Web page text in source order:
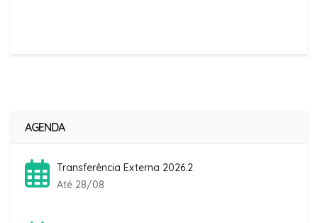
AGENDA
Transferência Externa 2026.2
Até 28/08